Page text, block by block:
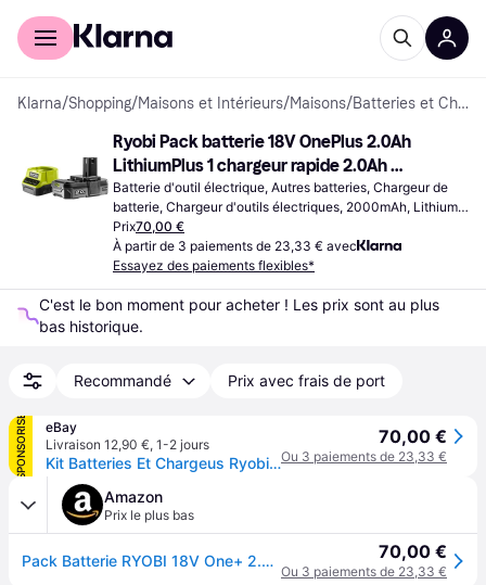
Acheter avec Klarna
Klarna/Shopping/Maisons et Intérieurs/Maisons/ Batteries et Chargeurs
Ryobi Pack batterie 18V OnePlus 2.0Ah
LithiumPlus 1 chargeur rapide 2.0Ah
RC18120-120
Batterie d'outil électrique, Autres batteries, Chargeur de
batterie, Chargeur d'outils électriques, 2000mAh, Lithium,
Li-ion 18V
Prix70,00 €
À partir de 3 paiements de 23,33 € avec
Essayez des paiements flexibles*
C'est le bon moment pour acheter ! Les prix sont au plus
bas historique.
Recommandé Prix avec frais de port
SPONSORISÉ
eBay
Livraison 12,90 €, 1-2 jours
Kit Batteries Et Chargeus Ryobi Rc18120-120 18v
70,00 €
Ou 3 paiements de 23,33 €
Amazon
Prix le plus bas
Pack Batterie RYOBI 18V One+ 2.0Ah LithiumPlus - 1 Chargeur Rapide 2.0Ah RC18120-120 70,00 €
Ou 3 paiements de 23,33 €